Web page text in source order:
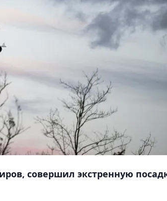
совершил экстренную